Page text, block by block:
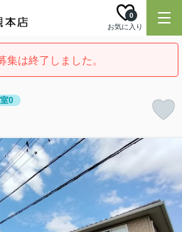
お気に入り
0
集は終了しました。
0